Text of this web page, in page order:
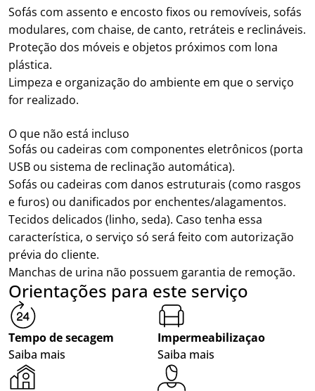
Sofás com assento e encosto fixos ou removíveis, sofás
modulares, com chaise, de canto, retráteis e reclináveis.
Proteção dos móveis e objetos próximos com lona
plástica.
Limpeza e organização do ambiente em que o serviço
for realizado.
O que não está incluso
Sofás ou cadeiras com componentes eletrônicos (porta
USB ou sistema de reclinação automática).
Sofás ou cadeiras com danos estruturais (como rasgos
e furos) ou danificados por enchentes/alagamentos.
Tecidos delicados (linho, seda). Caso tenha essa
característica, o serviço só será feito com autorização
prévia do cliente.
Manchas de urina não possuem garantia de remoção.
Orientações para este serviço
Tempo de secagem
Saiba mais
Impermeabilizaçao
Saiba mais